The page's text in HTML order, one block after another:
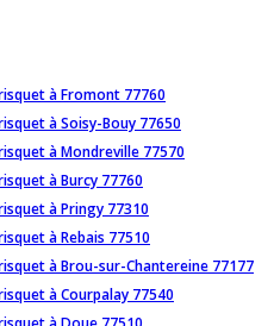
à Fromont 77760
à Soisy-Bouy 77650
à Mondreville 77570
à Burcy 77760
à Pringy 77310
à Rebais 77510
à Brou-sur-Chantereine 77177
à Courpalay 77540